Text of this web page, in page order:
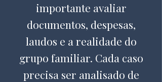
importante avaliar
documentos, despesas,
laudos e a realidade do
grupo familiar. Cada caso
precisa ser analisado de